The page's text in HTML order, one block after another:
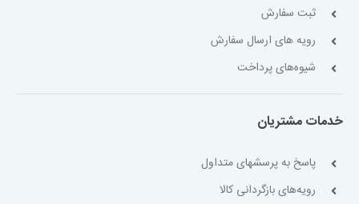
ثبت سفارش
رویه های ارسال سفارش
شیوه‌های پرداخت
خدمات مشتریان
پاسخ به پرسشهای متداول
رویه‌های بازگردانی کالا